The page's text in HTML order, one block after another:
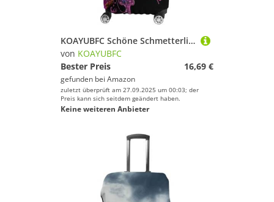
KOAYUBFC Schöne Schmetterlings-Gepäckabdeckung, TSA-geprüft, elastisch, waschbar, Anzughülle, kratzfest, Reisegepäck, Kofferschutz, passend für, Schöner Schmetterling, L, Kofferhülle
von KOAYUBFC
Bester Preis
16,69 €
gefunden bei Amazon
zuletzt überprüft am 27.09.2025 um 00:03; der
Preis kann sich seitdem geändert haben.
Keine weiteren Anbieter